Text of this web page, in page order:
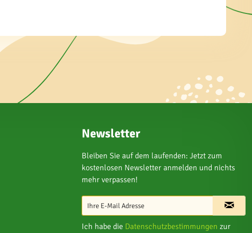
Newsletter
Bleiben Sie auf dem laufenden: Jetzt zum
kostenlosen Newsletter anmelden und nichts
mehr verpassen!
Ich habe die Datenschutzbestimmungen zur